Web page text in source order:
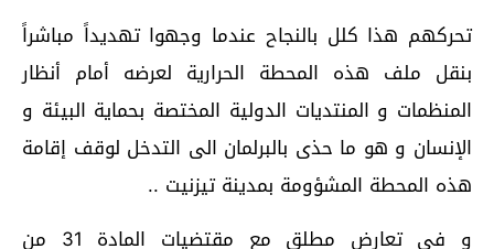
تحركهم هذا كلل بالنجاح عندما وجهوا تهديداً مباشراً
بنقل ملف هذه المحطة الحرارية لعرضه أمام أنظار
المنظمات و المنتديات الدولية المختصة بحماية البيئة و
الإنسان و هو ما حذى بالبرلمان الى التدخل لوقف إقامة
هذه المحطة المشؤومة بمدينة تيزنيت ..
و في تعارض مطلق مع مقتضيات المادة 31 من